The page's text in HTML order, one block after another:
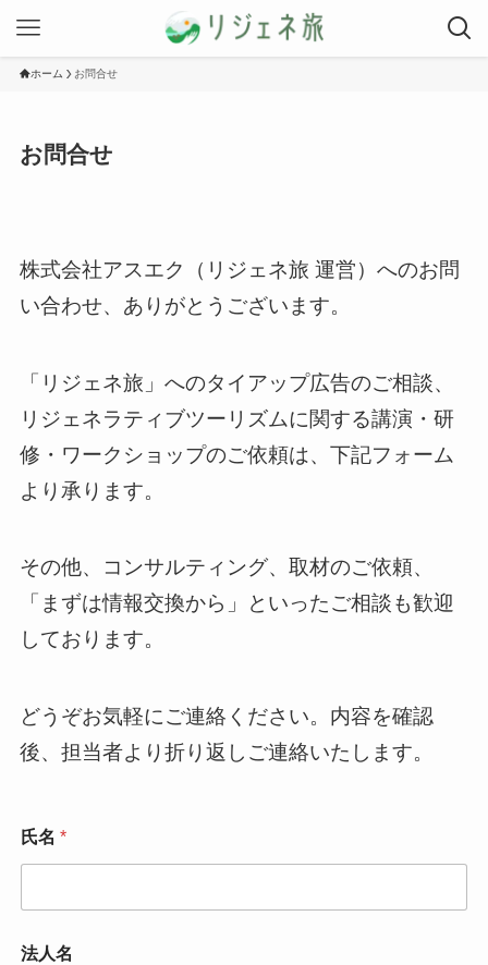
ホーム お問合せ
お問合せ
株式会社アスエク（リジェネ旅 運営）へのお問
い合わせ、ありがとうございます。
「リジェネ旅」へのタイアップ広告のご相談、
リジェネラティブツーリズムに関する講演・研
修・ワークショップのご依頼は、下記フォーム
より承ります。
その他、コンサルティング、取材のご依頼、
「まずは情報交換から」といったご相談も歓迎
しております。
どうぞお気軽にご連絡ください。内容を確認
後、担当者より折り返しご連絡いたします。
氏名 *
法人名